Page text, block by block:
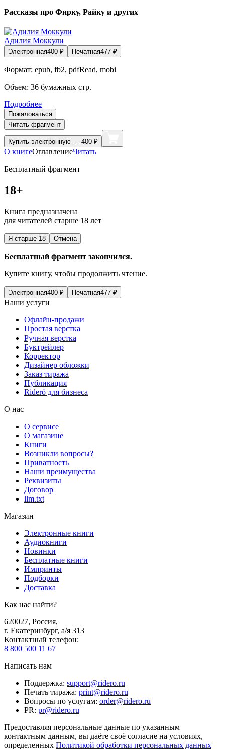
Рассказы про Фирку, Райку и других
Адилия Моккули
Электронная400 ₽ Печатная477 ₽
Формат: epub, fb2, pdfRead, mobi
Объем: 36 бумажных стр.
Подробнее
Пожаловаться
Читать фрагмент
Купить электронную — 400 ₽
О книгеОглавлениеЧитать
Бесплатный фрагмент
18+
Книга предназначена
для читателей старше 18 лет
Я старше 18 Отмена
Бесплатный фрагмент закончился.
Купите книгу, чтобы продолжить чтение.
Электронная400 ₽ Печатная477 ₽
Наши услуги
Офлайн-продажи
Простая верстка
Ручная верстка
Буктрейлер
Корректор
Дизайнер обложки
Заказ тиража
Публикация
Rideró для бизнеса
О нас
О сервисе
О магазине
Книги
Возникли вопросы?
Приватность
Наши преимущества
Реквизиты
Договор
llm.txt
Магазин
Электронные книги
Аудиокниги
Новинки
Бесплатные книги
Импринты
Подборки
Доставка
Как нас найти?
620027, Россия,
г. Екатеринбург, а/я 313
Контактный телефон:
8 800 500 11 67
Написать нам
Поддержка: support@ridero.ru
Печать тиража: print@ridero.ru
Вопросы по услугам: order@ridero.ru
PR: pr@ridero.ru
Предоставляя персональные данные по указанным
контактным данным, вы даёте своё согласие на условиях,
определенных Политикой обработки персональных данных